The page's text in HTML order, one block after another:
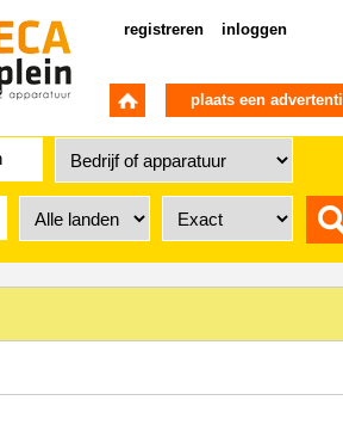
registreren inloggen
plaats een